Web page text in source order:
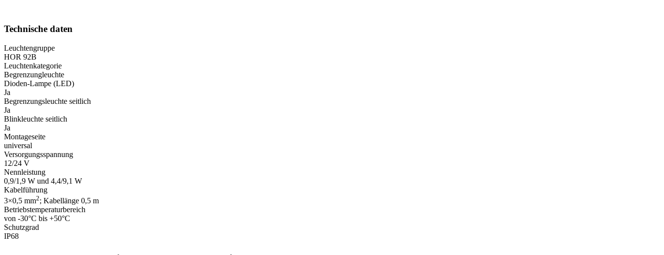
Technische daten
Leuchtengruppe
HOR 92B
Leuchtenkategorie
Begrenzungleuchte
Dioden-Lampe (LED)
Ja
Begrenzungsleuchte seitlich
Ja
Blinkleuchte seitlich
Ja
Montageseite
universal
Versorgungsspannung
12/24 V
Nennleistung
0,9/1,9 W und 4,4/9,1 W
Kabelführung
3×0,5 mm2; Kabellänge 0,5 m
Betriebstemperaturbereich
von -30°C bis +50°C
Schutzgrad
IP68